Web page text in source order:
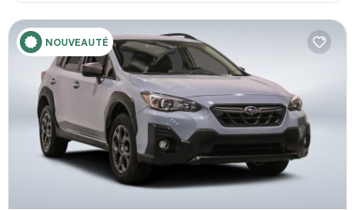
NOUVEAUTÉ